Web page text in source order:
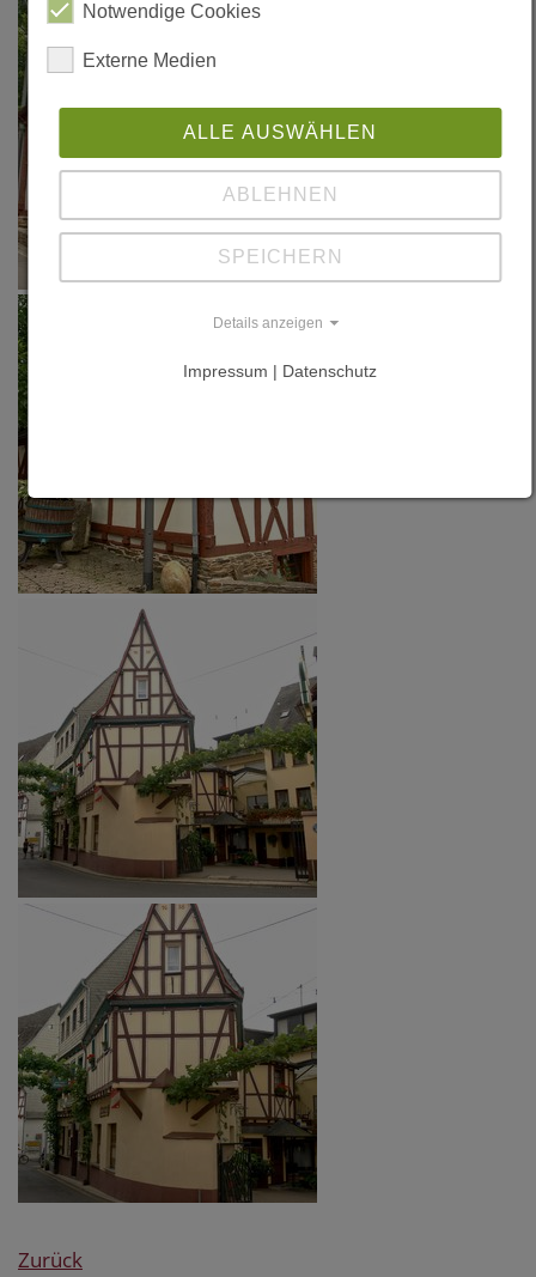
Zurück
Notwendige Cookies
Externe Medien
ALLE AUSWÄHLEN
ABLEHNEN
SPEICHERN
Details anzeigen
Impressum | Datenschutz